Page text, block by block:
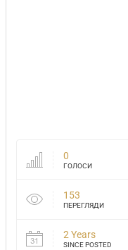
0
ГОЛОСИ
153
ПЕРЕГЛЯДИ
2 Years
SINCE POSTED